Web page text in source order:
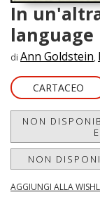
In
language
di Ann Goldstein,
CARTACEO
NON
NON
AGGIUNGI ALLA